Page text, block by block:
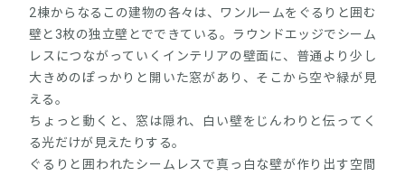
2棟からなるこの建物の各々は、ワンルームをぐるりと囲む
壁と3枚の独立壁とでできている。ラウンドエッジでシーム
レスにつながっていくインテリアの壁面に、普通より少し
大きめのぽっかりと開いた窓があり、そこから空や緑が見
える。
ちょっと動くと、窓は隠れ、白い壁をじんわりと伝ってく
る光だけが見えたりする。
ぐるりと囲われたシームレスで真っ白な壁が作り出す空間